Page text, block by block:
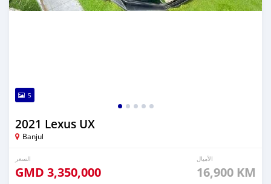
5
2021 Lexus UX
Banjul
السعر
GMD 3,350,000
الأميال
16,900 KM